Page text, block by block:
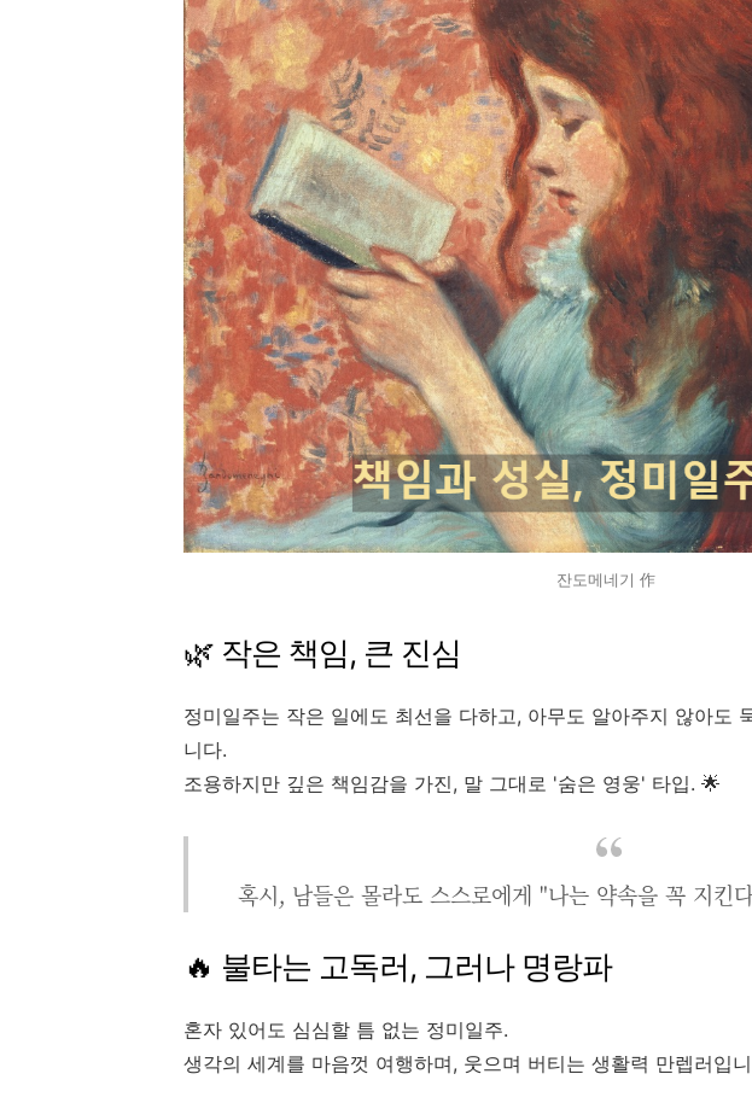
잔도메네기 作
🌿 작은 책임, 큰 진심
정미일주는 작은 일에도 최선을 다하고, 아무도 알아주지 않아도
니다.
조용하지만 깊은 책임감을 가진, 말 그대로 '숨은 영웅' 타입. 🌟
혹시, 남들은 몰라도 스스로에게 "나는 약속을 꼭 지킨
🔥 불타는 고독러, 그러나 명랑파
혼자 있어도 심심할 틈 없는 정미일주.
생각의 세계를 마음껏 여행하며, 웃으며 버티는 생활력 만렙러입